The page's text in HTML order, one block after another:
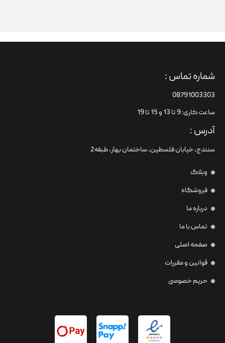
شماره تماس :
08791003303
ساعت کاری: 9 تا 13 و 15 تا 19
آدرس :
سنندج، خیابان فلسطین،‌ ساختمان بهار، طبقه2
وبلاگ
فروشگاه
درباره ما
تماس با ما
صفحه اصلی
قوانین و مقررات
حریم خصوصی